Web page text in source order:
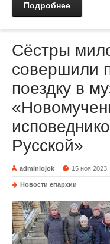
Подробнее
Сёстры
совершили
поездку в
Русской»
adminlojok 15 ноя 2023
Новости епархии